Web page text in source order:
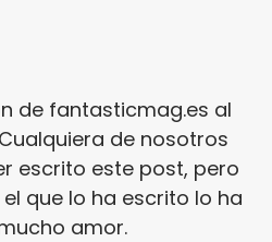
de fantasticmag.es al
de nosotros
escrito este post, pero
que lo ha escrito lo ha
amor.